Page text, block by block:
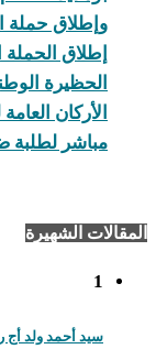
وإطلاق حملة
الحظيرة
الأركان
مباشر لطلبة
المقالات الشهيرة
1
سيد أحمد ولد أج